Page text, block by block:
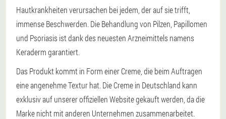
Hautkrankheiten verursachen bei jedem, der auf sie trifft,
immense Beschwerden. Die Behandlung von Pilzen, Papillomen
und Psoriasis ist dank des neuesten Arzneimittels namens
Keraderm garantiert.
Das Produkt kommt in Form einer Creme, die beim Auftragen
eine angenehme Textur hat. Die Creme in Deutschland kann
exklusiv auf unserer offiziellen Website gekauft werden, da die
Marke nicht mit anderen Unternehmen zusammenarbeitet.